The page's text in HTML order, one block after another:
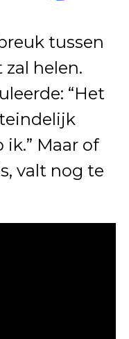
tussen
zal helen.
“Het
Maar of
valt nog te